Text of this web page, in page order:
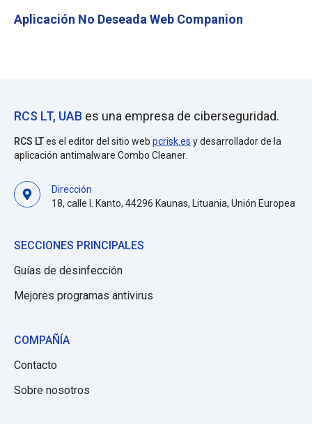
Aplicación No Deseada Web Companion
RCS LT, UAB es una empresa de ciberseguridad.
RCS LTes el editor del sitio web pcrisk.es y desarrollador de la
aplicación antimalware Combo Cleaner.
Dirección
18, calle I. Kanto, 44296 Kaunas, Lituania, Unión Europea
SECCIONES PRINCIPALES
Guías de desinfección
Mejores programas antivirus
COMPAÑÍA
Contacto
Sobre nosotros